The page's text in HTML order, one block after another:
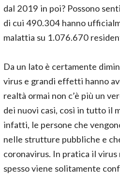
dal 2019 in poi? Possono
di cui 490.304 hanno
malattia su 1.076.670
Da un lato è certamente
virus e grandi effetti hanno
realtà ormai non c’è più un
dei nuovi casi, così in tutto il
infatti, le persone che
nelle strutture pubbliche e
coronavirus. In pratica il
spesso viene solitamente